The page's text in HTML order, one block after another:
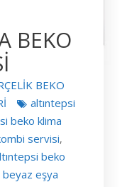
BEKO
BEKO
altıntepsi
beko klima
servisi,
beko
beyaz eşya